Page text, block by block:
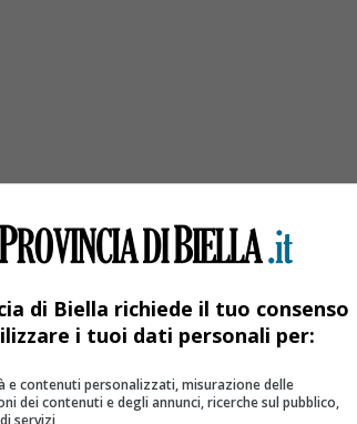
e lavatoi”
di Biella richiede il tuo consenso
i tuoi dati personali per:
e contenuti personalizzati, misurazione delle
dei contenuti e degli annunci, ricerche sul pubblico,
servizi